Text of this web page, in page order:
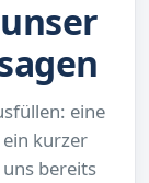
eine
kurzer
bereits